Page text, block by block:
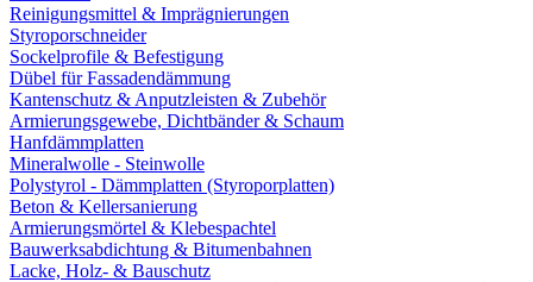
Reinigungsmittel & Imprägnierungen
Styroporschneider
Sockelprofile & Befestigung
Dübel für Fassadendämmung
Kantenschutz & Anputzleisten & Zubehör
Armierungsgewebe, Dichtbänder & Schaum
Hanfdämmplatten
Mineralwolle - Steinwolle
Polystyrol - Dämmplatten (Styroporplatten)
Beton & Kellersanierung
Armierungsmörtel & Klebespachtel
Bauwerksabdichtung & Bitumenbahnen
Lacke, Holz- & Bauschutz